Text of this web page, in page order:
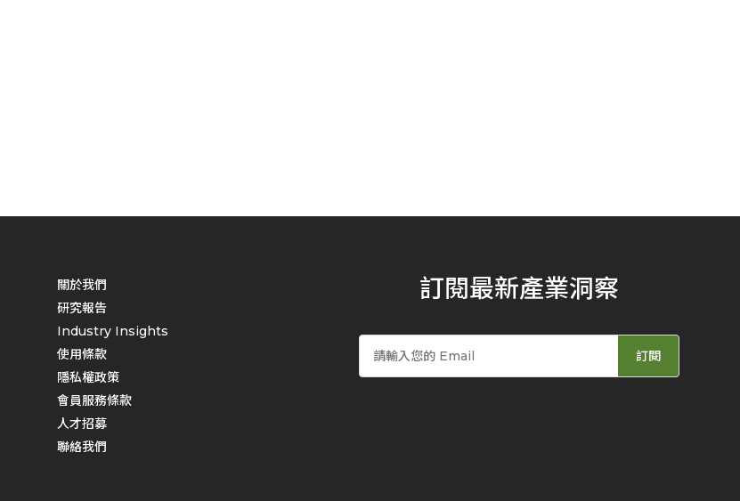
關於我們
研究報告
Industry Insights
使用條款
隱私權政策
會員服務條款
人才招募
聯絡我們
訂閱最新產業洞察
訂閱